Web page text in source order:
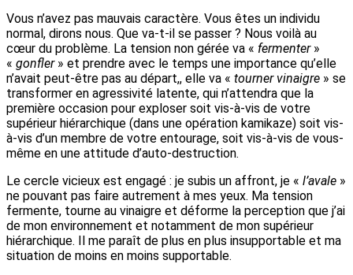
Vous n’avez pas mauvais caractère. Vous êtes un individu
normal, dirons nous. Que va-t-il se passer ? Nous voilà au
cœur du problème. La tension non gérée va « fermenter»
« gonfler » et prendre avec le temps une importance qu’elle
n’avait peut-être pas au départ,, elle va « tourner vinaigre » se
transformer en agressivité latente, qui n’attendra que la
première occasion pour exploser soit vis-à-vis de votre
supérieur hiérarchique (dans une opération kamikaze) soit vis-
à-vis d’un membre de votre entourage, soit vis-à-vis de vous-
même en une attitude d’auto-destruction.
Le cercle vicieux est engagé : je subis un affront, je « l’avale »
ne pouvant pas faire autrement à mes yeux. Ma tension
fermente, tourne au vinaigre et déforme la perception que j’ai
de mon environnement et notamment de mon supérieur
hiérarchique. Il me paraît de plus en plus insupportable et ma
situation de moins en moins supportable.